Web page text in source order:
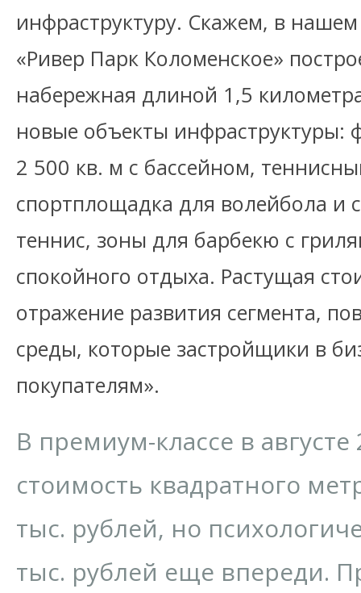
инфраструктуру. Скажем, в
«Ривер Парк Коломенское»
набережная длиной 1,5
новые объекты инфраструктуры:
2 500 кв. м с бассейном,
спортплощадка для волейбола и
теннис, зоны для барбекю с
спокойного отдыха. Растущая
отражение развития сегмента,
среды, которые застройщики в
покупателям».
В премиум-классе в августе
стоимость квадратного
тыс. рублей, но
тыс. рублей еще впереди.